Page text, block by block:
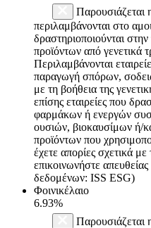
Παρουσιάζεται
περιλαμβάνονται στο
δραστηριοποιούνται
προϊόντων από γενετικά
Περιλαμβάνονται
παραγωγή σπόρων,
με τη βοήθεια της
επίσης εταιρείες που
φαρμάκων ή ενεργών
ουσιών, βιοκαυσίμων ή/
προϊόντων που
έχετε απορίες σχετικά με
επικοινωνήστε
δεδομένων: ISS ESG)
Φοινικέλαιο
6.93%
Παρουσιάζεται